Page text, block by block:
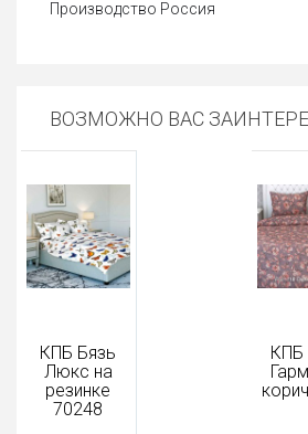
Производство Россия
ВОЗМОЖНО ВАС
КПБ Бязь
Люкс на
резинке
70248
КПБ